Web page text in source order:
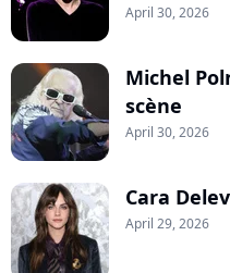
April 30, 2026
Michel
scène
April 30, 2026
Cara
April 29, 2026